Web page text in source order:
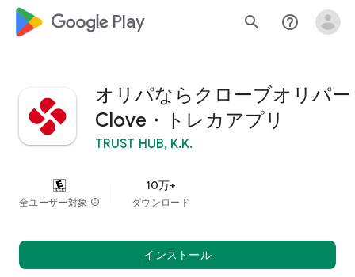
google_logo Play search help_outline
オリパならクローブオリパー
Clove・トレカアプリ
TRUST HUB, K.K.
全ユーザー対象 info
10万+
ダウンロード
インストール